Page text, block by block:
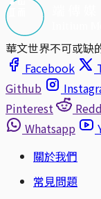
華文世界不可或缺
Facebook
Github
Pinterest
Whatsapp
關於我們
常見問題